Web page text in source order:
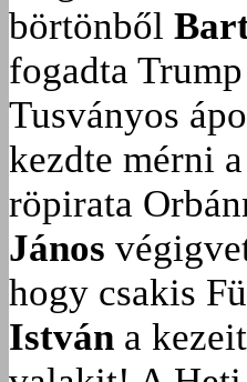
börtönből
fogadta
Tusványos
kezdte mérni
röpirata
János
hogy csakis
István a